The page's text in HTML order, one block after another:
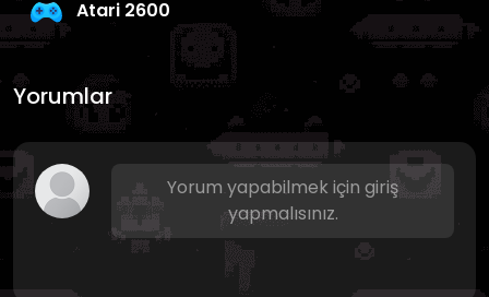
Atari 2600
Yorumlar
Yorum yapabilmek için giriş
yapmalısınız.